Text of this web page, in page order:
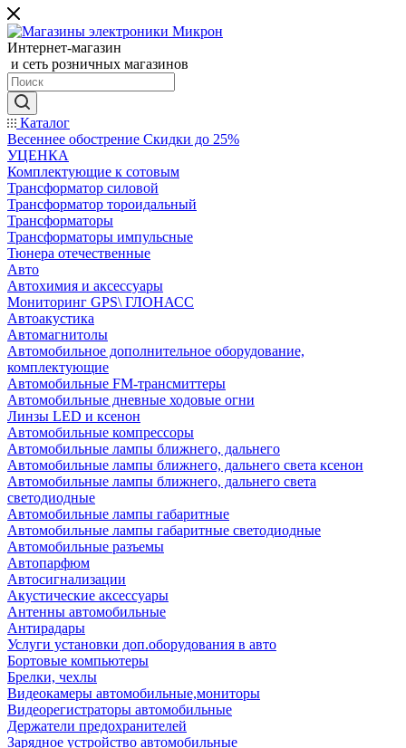
Интернет-магазин
и сеть розничных магазинов
Каталог
Весеннее обострение Скидки до 25%
УЦЕНКА
Комплектующие к сотовым
Трансформатор силовой
Трансформатор тороидальный
Трансформаторы
Трансформаторы импульсные
Тюнера отечественные
Авто
Автохимия и аксессуары
Мониторинг GPS\ ГЛОНАСС
Автоакустика
Автомагнитолы
Автомобильное дополнительное оборудование,
комплектующие
Автомобильные FM-трансмиттеры
Автомобильные дневные ходовые огни
Линзы LED и ксенон
Автомобильные компрессоры
Автомобильные лампы ближнего, дальнего
Автомобильные лампы ближнего, дальнего света ксенон
Автомобильные лампы ближнего, дальнего света
светодиодные
Автомобильные лампы габаритные
Автомобильные лампы габаритные светодиодные
Автомобильные разъемы
Автопарфюм
Автосигнализации
Акустические аксессуары
Антенны автомобильные
Антирадары
Услуги установки доп.оборудования в авто
Бортовые компьютеры
Брелки, чехлы
Видеокамеры автомобильные,мониторы
Видеорегистраторы автомобильные
Держатели предохранителей
Зарядное устройство автомобильные